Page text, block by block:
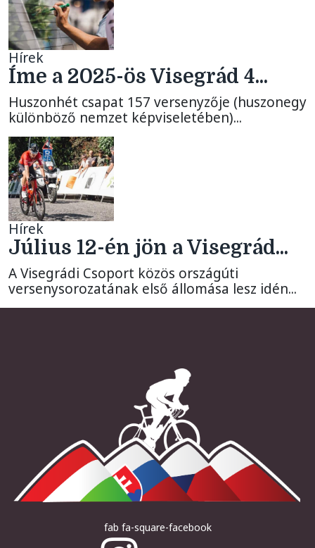
Hírek
Íme a 2025-ös Visegrád 4...
Huszonhét csapat 157 versenyzője (huszonegy
különböző nemzet képviseletében)...
Hírek
Július 12-én jön a Visegrád...
A Visegrádi Csoport közös országúti
versenysorozatának első állomása lesz idén...
fab fa-square-facebook